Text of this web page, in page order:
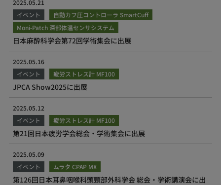
2025.05.21
イベント
自動カフ圧コントローラ SmartCuff
Moni-Patch 深部体温センサシステム
日本麻酔科学会第72回学術集会に出展
2025.05.16
イベント
疲労ストレス計 MF100
JPCA Show2025に出展
2025.05.12
イベント
疲労ストレス計 MF100
第21回日本疲労学会総会・学術集会に出展
2025.05.09
イベント
ムラタ CPAP MX
第126回日本耳鼻咽喉科頭頸部外科学会 総会・学術講演会に出